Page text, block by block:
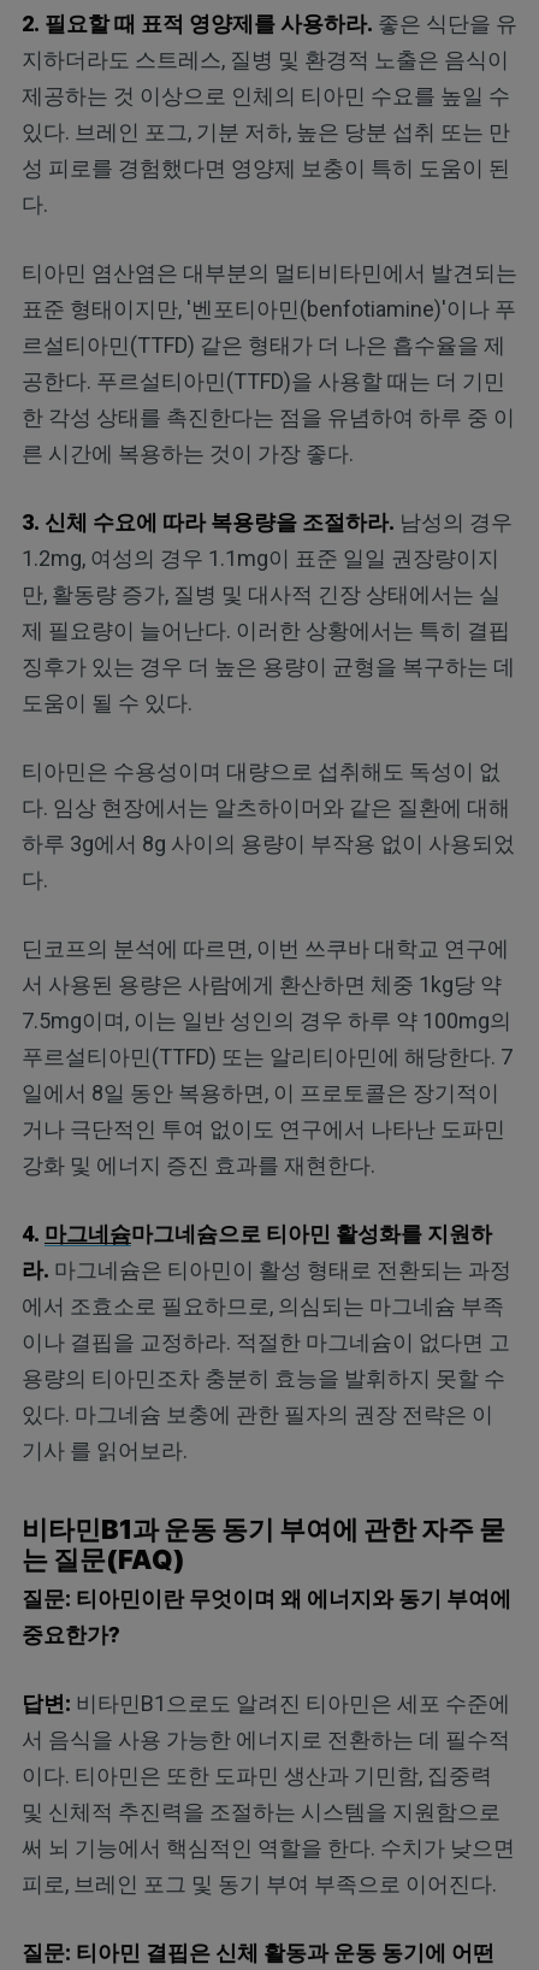
2. 필요할 때 표적 영양제를 사용하라. 좋은 식단을 유
지하더라도 스트레스, 질병 및 환경적 노출은 음식이
제공하는 것 이상으로 인체의 티아민 수요를 높일 수
있다. 브레인 포그, 기분 저하, 높은 당분 섭취 또는 만
성 피로를 경험했다면 영양제 보충이 특히 도움이 된
다.
티아민 염산염은 대부분의 멀티비타민에서 발견되는
표준 형태이지만, '벤포티아민(benfotiamine)'이나 푸
르설티아민(TTFD) 같은 형태가 더 나은 흡수율을 제
공한다. 푸르설티아민(TTFD)을 사용할 때는 더 기민
한 각성 상태를 촉진한다는 점을 유념하여 하루 중 이
른 시간에 복용하는 것이 가장 좋다.
3. 신체 수요에 따라 복용량을 조절하라. 남성의 경우
1.2mg, 여성의 경우 1.1mg이 표준 일일 권장량이지
만, 활동량 증가, 질병 및 대사적 긴장 상태에서는 실
제 필요량이 늘어난다. 이러한 상황에서는 특히 결핍
징후가 있는 경우 더 높은 용량이 균형을 복구하는 데
도움이 될 수 있다.
티아민은 수용성이며 대량으로 섭취해도 독성이 없
다. 임상 현장에서는 알츠하이머와 같은 질환에 대해
하루 3g에서 8g 사이의 용량이 부작용 없이 사용되었
다.
딘코프의 분석에 따르면, 이번 쓰쿠바 대학교 연구에
서 사용된 용량은 사람에게 환산하면 체중 1kg당 약
7.5mg이며, 이는 일반 성인의 경우 하루 약 100mg의
푸르설티아민(TTFD) 또는 알리티아민에 해당한다. 7
일에서 8일 동안 복용하면, 이 프로토콜은 장기적이
거나 극단적인 투여 없이도 연구에서 나타난 도파민
강화 및 에너지 증진 효과를 재현한다.
4. 마그네슘마그네슘으로 티아민 활성화를 지원하
라. 마그네슘은 티아민이 활성 형태로 전환되는 과정
에서 조효소로 필요하므로, 의심되는 마그네슘 부족
이나 결핍을 교정하라. 적절한 마그네슘이 없다면 고
용량의 티아민조차 충분히 효능을 발휘하지 못할 수
있다. 마그네슘 보충에 관한 필자의 권장 전략은 이
기사 를 읽어보라.
비타민B1과 운동 동기 부여에 관한 자주 묻
는 질문(FAQ)
질문: 티아민이란 무엇이며 왜 에너지와 동기 부여에
중요한가?
답변: 비타민B1으로도 알려진 티아민은 세포 수준에
서 음식을 사용 가능한 에너지로 전환하는 데 필수적
이다. 티아민은 또한 도파민 생산과 기민함, 집중력
및 신체적 추진력을 조절하는 시스템을 지원함으로
써 뇌 기능에서 핵심적인 역할을 한다. 수치가 낮으면
피로, 브레인 포그 및 동기 부여 부족으로 이어진다.
질문: 티아민 결핍은 신체 활동과 운동 동기에 어떤